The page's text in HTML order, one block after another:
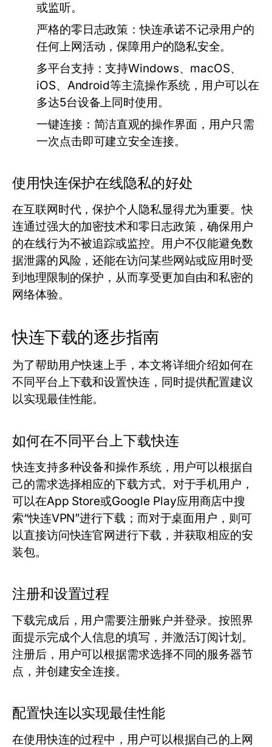
或监听。
严格的零日志政策：快连承诺不记录用户的
任何上网活动，保障用户的隐私安全。
多平台支持：支持Windows、macOS、
iOS、Android等主流操作系统，用户可以在
多达5台设备上同时使用。
一键连接： 简洁直观的操作界面，用户只需
一次点击即可建立安全连接。
使用快连保护在线隐私的好处
在互联网时代，保护个人隐私显得尤为重要。快
连通过强大的加密技术和零日志政策，确保用户
的在线行为不被追踪或监控。用户不仅能避免数
据泄露的风险，还能在访问某些网站或应用时受
到地理限制的保护，从而享受更加自由和私密的
网络体验。
快连下载的逐步指南
为了帮助用户快速上手，本文将详细介绍如何在
不同平台上下载和设置快连，同时提供配置建议
以实现最佳性能。
如何在不同平台上下载快连
快连支持多种设备和操作系统，用户可以根据自
己的需求选择相应的下载方式。对于手机用户，
可以在App Store或Google Play应用商店中搜
索“快连VPN”进行下载；而对于桌面用户，则可
以直接访问快连官网进行下载，并获取相应的安
装包。
注册和设置过程
下载完成后，用户需要注册账户并登录。按照界
面提示完成个人信息的填写，并激活订阅计划。
注册后，用户可以根据需求选择不同的服务器节
点，并创建安全连接。
配置快连以实现最佳性能
在使用快连的过程中，用户可以根据自己的上网